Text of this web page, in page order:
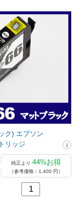
ク) エプソン
リッジ
純正より 44%お得
（参考価格：1,400 円）